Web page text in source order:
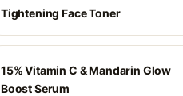
Tightening Face Toner
15% Vitamin C & Mandarin Glow
Boost Serum